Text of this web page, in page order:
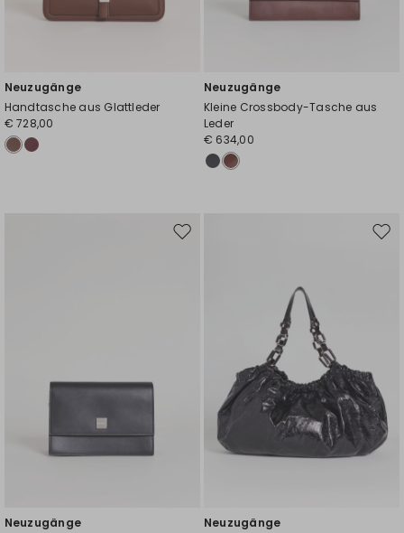
Neuzugänge
Handtasche aus Glattleder
€ 728,00
Neuzugänge
Kleine Crossbody-Tasche aus
Leder
€ 634,00
Auf
Neuzugänge
Auf
Neuzugänge